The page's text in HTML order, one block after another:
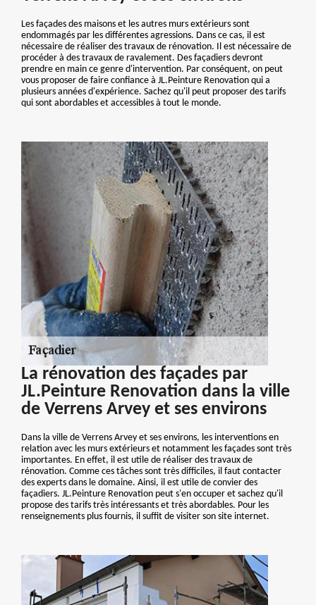
Les façades des maisons et les autres murs extérieurs sont
endommagés par les différentes agressions. Dans ce cas, il est
nécessaire de réaliser des travaux de rénovation. Il est nécessaire de
procéder à des travaux de ravalement. Des façadiers devront
prendre en main ce genre d'intervention. Par conséquent, on peut
vous proposer de faire confiance à JL.Peinture Renovation qui a
plusieurs années d'expérience. Sachez qu'il peut proposer des tarifs
qui sont abordables et accessibles à tout le monde.
La rénovation des façades par
JL.Peinture Renovation dans la ville
de Verrens Arvey et ses environs
Dans la ville de Verrens Arvey et ses environs, les interventions en
relation avec les murs extérieurs et notamment les façades sont très
importantes. En effet, il est utile de réaliser des travaux de
rénovation. Comme ces tâches sont très difficiles, il faut contacter
des experts dans le domaine. Ainsi, il est utile de convier des
façadiers. JL.Peinture Renovation peut s'en occuper et sachez qu'il
propose des tarifs très intéressants et très abordables. Pour les
renseignements plus fournis, il suffit de visiter son site internet.